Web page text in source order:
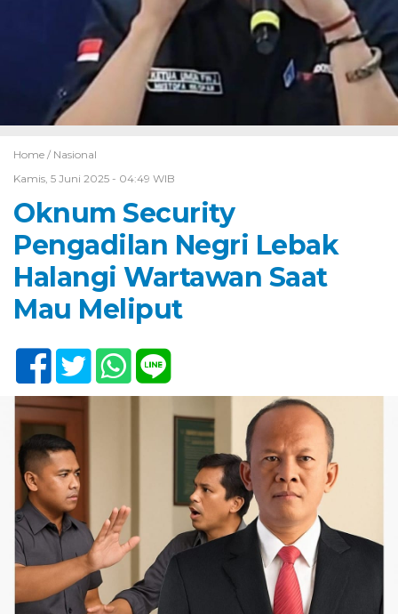
Home / Nasional
Kamis, 5 Juni 2025 - 04:49 WIB
Oknum Security
Pengadilan Negri Lebak
Halangi Wartawan Saat
Mau Meliput